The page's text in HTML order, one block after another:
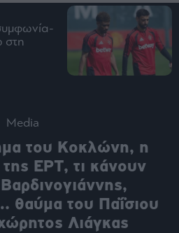
στη
Media
του Κοκλώνη, η
ΕΡΤ, τι κάνουν
θαύμα του Παΐσιου
Λιάγκας